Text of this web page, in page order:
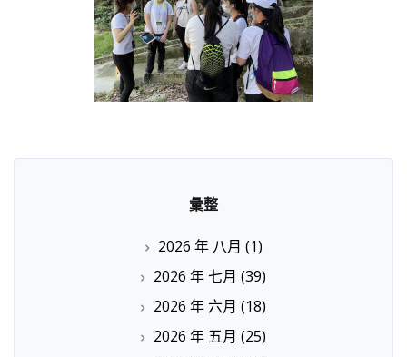
彙整
2026 年 八月 (1)
2026 年 七月 (39)
2026 年 六月 (18)
2026 年 五月 (25)